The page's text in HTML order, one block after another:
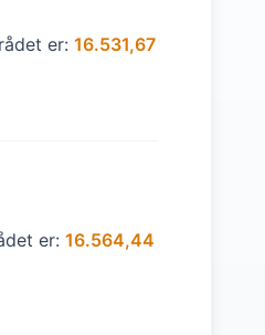
er: 16.531,67
er: 16.564,44